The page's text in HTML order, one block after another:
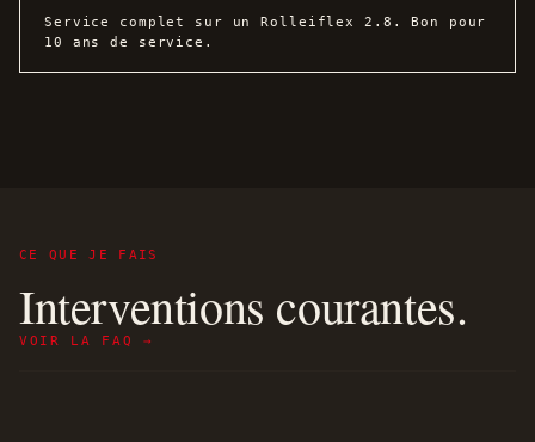
Service complet sur un Rolleiflex 2.8. Bon pour
10 ans de service.
CE QUE JE FAIS
Interventions courantes.
VOIR LA FAQ →